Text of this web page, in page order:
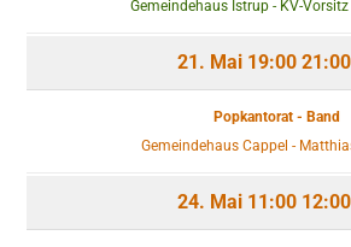
Gemeindehaus Istrup - KV-Vorsitz
21. Mai 19:00 21:00
Popkantorat - Band
Gemeindehaus Cappel -
24. Mai 11:00 12:00